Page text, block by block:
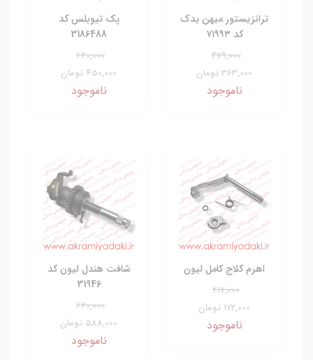
ترانزیستور میهن یدک
کد ۷۱۹۹۳
479,000
363,000 تومان
ناموجود
پک تیوبلس کد
3186488
620,000
450,000 تومان
ناموجود
اهرم کلاج کامل لیون
217,000
172,000 تومان
ناموجود
شافت هندل لیون کد
31946
620,000
588,000 تومان
ناموجود